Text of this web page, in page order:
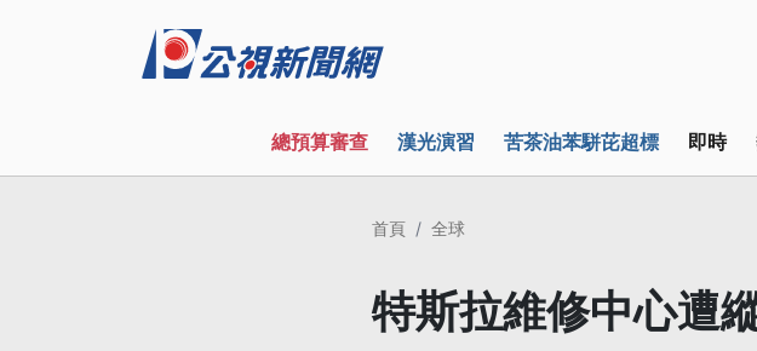
總預算審查 漢光演習 苦茶油苯駢芘超標 即時
首頁 全球
特斯拉維修中心遭